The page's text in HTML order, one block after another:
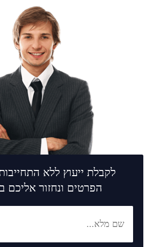
לקבלת ייעוץ ללא
הפרטים ונחזור אליכם